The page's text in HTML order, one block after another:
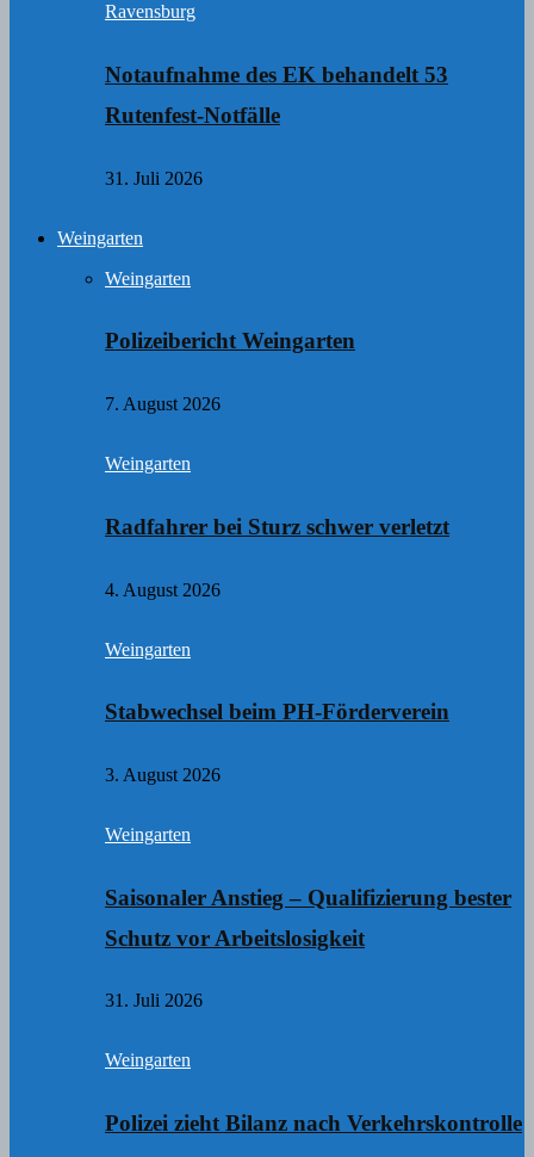
Ravensburg
Notaufnahme des EK behandelt 53
Rutenfest-Notfälle
31. Juli 2026
Weingarten
Weingarten
Polizeibericht Weingarten
7. August 2026
Weingarten
Radfahrer bei Sturz schwer verletzt
4. August 2026
Weingarten
Stabwechsel beim PH-Förderverein
3. August 2026
Weingarten
Saisonaler Anstieg – Qualifizierung bester
Schutz vor Arbeitslosigkeit
31. Juli 2026
Weingarten
Polizei zieht Bilanz nach Verkehrskontrolle